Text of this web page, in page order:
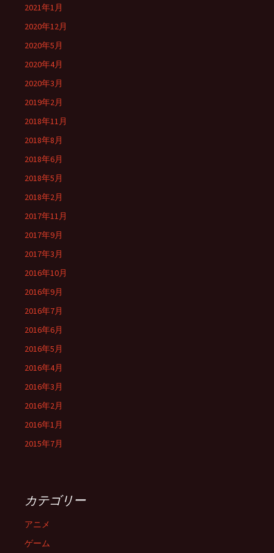
2021年1月
2020年12月
2020年5月
2020年4月
2020年3月
2019年2月
2018年11月
2018年8月
2018年6月
2018年5月
2018年2月
2017年11月
2017年9月
2017年3月
2016年10月
2016年9月
2016年7月
2016年6月
2016年5月
2016年4月
2016年3月
2016年2月
2016年1月
2015年7月
カテゴリー
アニメ
ゲーム